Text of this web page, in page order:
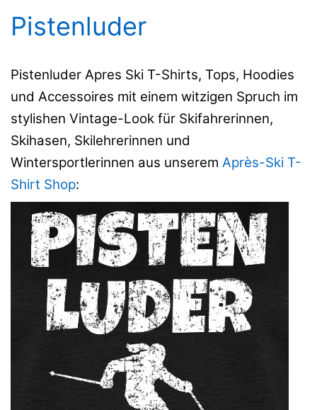
Pistenluder
Pistenluder Apres Ski T-Shirts, Tops, Hoodies
und Accessoires mit einem witzigen Spruch im
stylishen Vintage-Look für Skifahrerinnen,
Skihasen, Skilehrerinnen und
Wintersportlerinnen aus unserem Après-Ski T-
Shirt Shop: